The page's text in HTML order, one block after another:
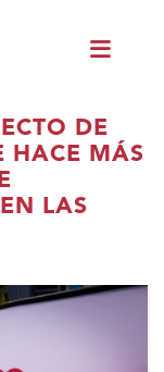
DE
HACE MÁS
LAS